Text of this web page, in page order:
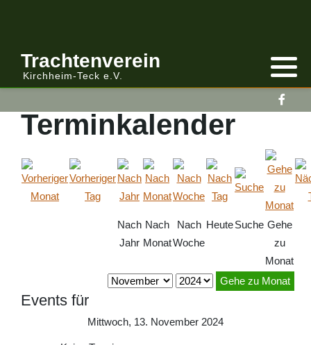
Trachtenverein
Kirchheim-Teck e.V.
Terminkalender
Nach
Jahr
Nach
Monat
Nach
Woche
HeuteSuche Gehe
zu
Monat
Gehe zu Monat
Events für
Mittwoch, 13. November 2024
Anmelden/Abmelden
Kalender
Gebirgstracht
Volkstracht
Berichte Vereinsleitung
Berichte
Vereinsleitung Informiert